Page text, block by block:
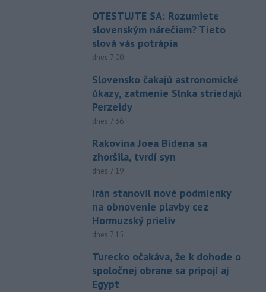
OTESTUJTE SA: Rozumiete
slovenským nárečiam? Tieto
slová vás potrápia
dnes 7:00
Slovensko čakajú astronomické
úkazy, zatmenie Slnka striedajú
Perzeidy
dnes 7:36
Rakovina Joea Bidena sa
zhoršila, tvrdí syn
dnes 7:19
Irán stanovil nové podmienky
na obnovenie plavby cez
Hormuzský prieliv
dnes 7:15
Turecko očakáva, že k dohode o
spoločnej obrane sa pripojí aj
Egypt